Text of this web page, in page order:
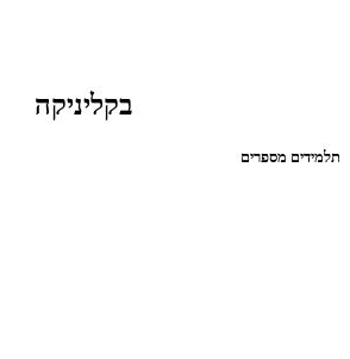
בקליניקה
תלמידים מספרים